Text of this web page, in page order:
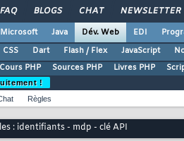
FAQ BLOGS CHAT NEWSLETTER
Microsoft Java Dév. Web EDI
CSS Dart Flash / Flex JavaScript
Cours PHP Sources PHP Livres PHP
!
Règles
: identifiants - mdp - clé API